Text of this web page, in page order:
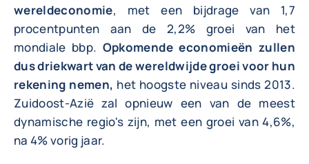
wereldeconomie, met een bijdrage van 1,7
procentpunten aan de 2,2% groei van het
mondiale bbp. Opkomende economieën zullen
dus driekwart van de wereldwijde groei voor hun
rekening nemen, het hoogste niveau sinds 2013.
Zuidoost-Azië zal opnieuw een van de meest
dynamische regio's zijn, met een groei van 4,6%,
na 4% vorig jaar.